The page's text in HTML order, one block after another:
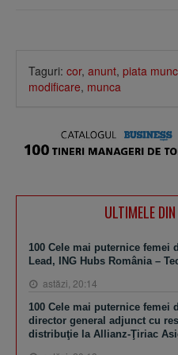
Taguri: cor, anunt, piata
modificare, munca
ULTIMELE
100 Cele mai puternice femei
Lead, ING Hubs România –
astăzi, 20:14
100 Cele mai puternice femei
director general adjunct cu
distribuţie la Allianz-Ţiriac